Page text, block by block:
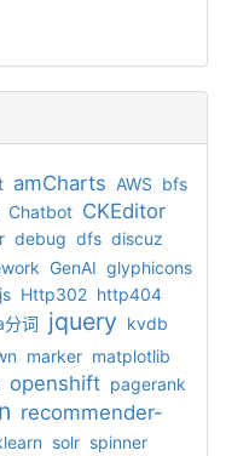
amCharts AWS bfs
Chatbot CKEditor
debug dfs discuz
GenAI glyphicons
Http302 http404
分词 jquery kvdb
marker matplotlib
openshift pagerank
recommender-
solr spinner